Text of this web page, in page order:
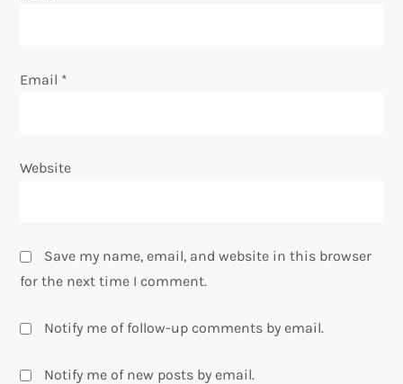
Email *
Website
Save my name, email, and website in this browser
for the next time I comment.
Notify me of follow-up comments by email.
Notify me of new posts by email.